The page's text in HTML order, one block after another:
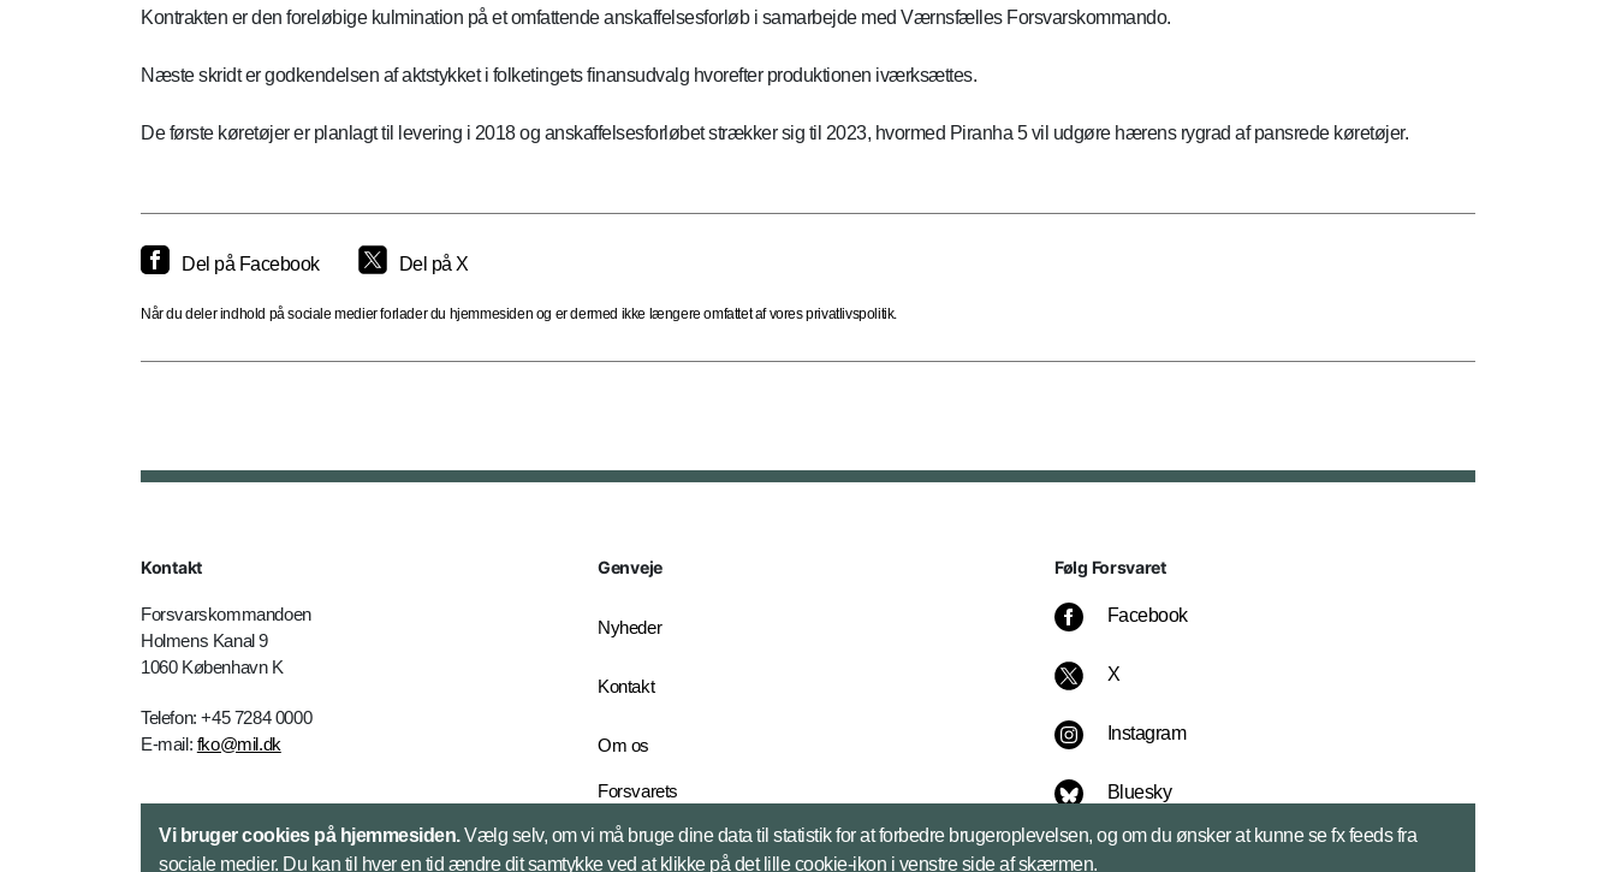
Kontrakten er den foreløbige kulmination på et omfattende anskaffelsesforløb i samarbejde med Værnsfælles Forsvarskommando.
Næste skridt er godkendelsen af aktstykket i folketingets finansudvalg hvorefter produktionen iværksættes.
De første køretøjer er planlagt til levering i 2018 og anskaffelsesforløbet strækker sig til 2023, hvormed Piranha 5 vil udgøre hærens rygrad af pansrede køretøjer.
Del på Facebook Del på X
Når du deler indhold på sociale medier forlader du hjemmesiden og er dermed ikke længere omfattet af vores privatlivspolitik.
Kontakt
Forsvarskommandoen
Holmens Kanal 9
1060 København K
Telefon: +45 7284 0000
E-mail: fko@mil.dk
Kontakt
Genveje
Nyheder
Kontakt
Om os
Forsvarets
English Edition
Følg Forsvaret
Facebook
X
Instagram
Bluesky
LinkedIn
Vi bruger cookies på hjemmesiden.Vælg selv, om vi må bruge dine data til statistik for at forbedre brugeroplevelsen, og om du ønsker at kunne se fx feeds fra
sociale medier. Du kan til hver en tid ændre dit samtykke ved at klikke på det lille cookie-ikon i venstre side af skærmen.